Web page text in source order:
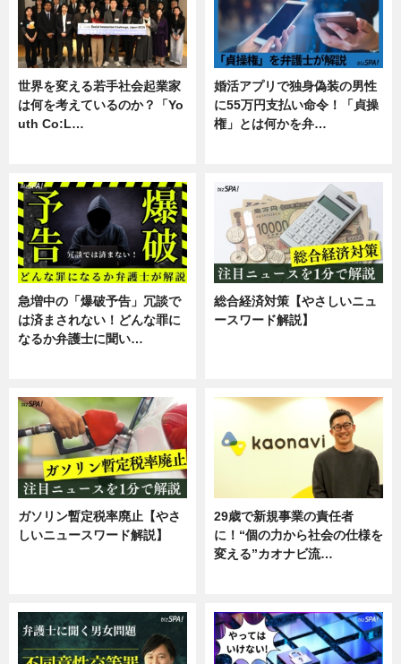
世界を変える若手社会起業家
は何を考えているのか？「Yo
uth Co:L…
婚活アプリで独身偽装の男性
に55万円支払い命令！「貞操
権」とは何かを弁…
急増中の「爆破予告」冗談で
は済まされない！どんな罪に
なるか弁護士に聞い…
総合経済対策【やさしいニュ
ースワード解説】
ガソリン暫定税率廃止【やさ
しいニュースワード解説】
29歳で新規事業の責任者
に！“個の力から社会の仕様を
変える”カオナビ流…